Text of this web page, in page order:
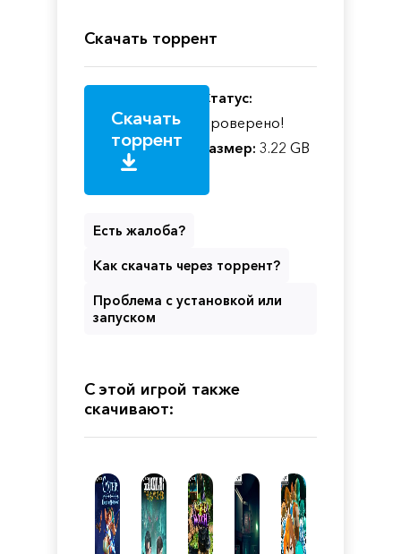
Скачать торрент
Скачать
торрент
Статус:
Проверено!
Размер: 3.22 GB
Есть жалоба?
Как скачать через торрент?
Проблема с установкой или
запуском
С этой игрой также
скачивают: